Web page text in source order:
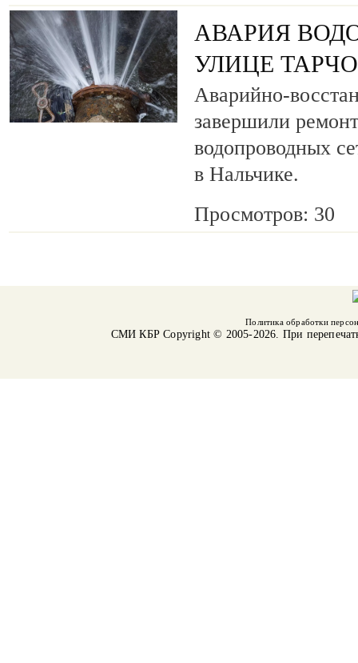
АВАРИЯ
УЛИЦЕ
Аварийно-
завершили
водопроводных
в Нальчике.
Просмотров: 30
Политика обработки
СМИ КБРCopyright © 2005-2026. При